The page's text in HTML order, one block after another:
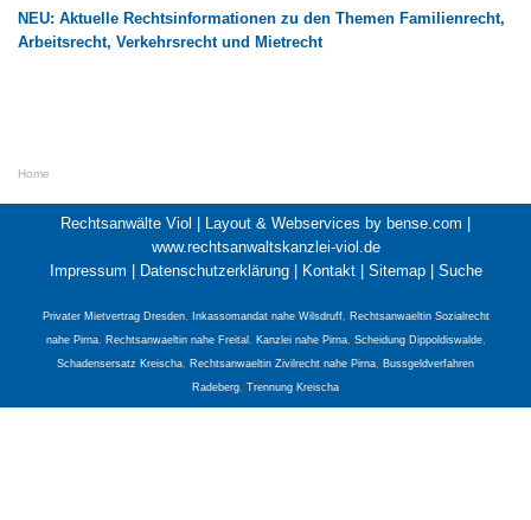
NEU: Aktuelle Rechtsinformationen zu den Themen Familienrecht,
Arbeitsrecht, Verkehrsrecht und Mietrecht
Home
Rechtsanwälte Viol | Layout & Webservices by bense.com |
www.rechtsanwaltskanzlei-viol.de
Impressum | Datenschutzerklärung| Kontakt| Sitemap| Suche
Privater Mietvertrag Dresden, Inkassomandat nahe Wilsdruff, Rechtsanwaeltin Sozialrecht
nahe Pirna, Rechtsanwaeltin nahe Freital , Kanzlei nahe Pirna, Scheidung Dippoldiswalde,
Schadensersatz Kreischa, Rechtsanwaeltin Zivilrecht nahe Pirna, Bussgeldverfahren
Radeberg, Trennung Kreischa